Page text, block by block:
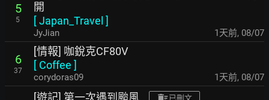
5
5
開
[Japan_Travel ]
JyJian 1天前, 08/07
6
37
[情報] 咖銳克CF80V
[ Coffee ]
corydoras09 1天前, 08/07
[遊記] 第一次遇到颱風 已刪文